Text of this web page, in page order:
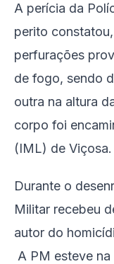
A perícia da
perito
perfurações
de fogo, sendo
outra na altura
corpo foi
(IML) de Viçosa.
Durante o
Militar recebeu
autor do
A PM esteve